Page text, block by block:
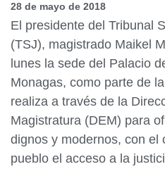
28 de mayo de 2018
El presidente del Tribunal
(TSJ), magistrado Maikel
lunes la sede del Palacio
Monagas, como parte de
realiza a través de la
Magistratura (DEM) para
dignos y modernos, con el
pueblo el acceso a la